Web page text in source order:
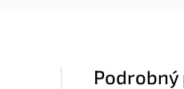
Podrobný